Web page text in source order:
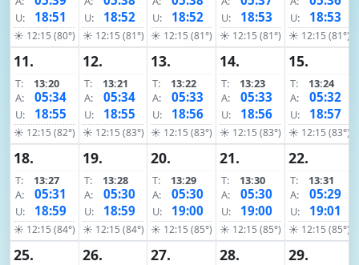
U: 18:51
☀ 12:15 (80°)
U: 18:52
☀ 12:15 (81°)
U: 18:52
☀ 12:15 (81°)
U: 18:53
☀ 12:15 (81°)
U: 18:53
☀ 12:15 (81°)
11.
T:
13:20
A:
05:34
U: 18:55
☀ 12:15 (82°)
12.
T:
13:21
A:
05:34
U: 18:55
☀ 12:15 (83°)
13.
T:
13:22
A:
05:33
U: 18:56
☀ 12:15 (83°)
14.
T:
13:23
A:
05:33
U: 18:56
☀ 12:15 (83°)
15.
T:
13:24
A:
05:32
U: 18:57
☀ 12:15 (83°)
18.
T:
13:27
A:
05:31
U: 18:59
☀ 12:15 (84°)
19.
T:
13:28
A:
05:30
U: 18:59
☀ 12:15 (84°)
20.
T:
13:29
A:
05:30
U: 19:00
☀ 12:15 (85°)
21.
T:
13:30
A:
05:30
U: 19:00
☀ 12:15 (85°)
22.
T:
13:31
A:
05:29
U: 19:01
☀ 12:15 (85°)
25. 26. 27. 28. 29.